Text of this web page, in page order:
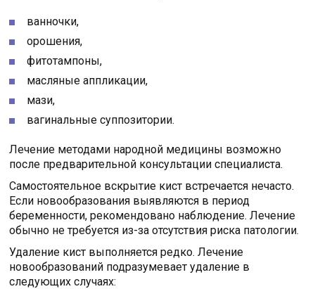
ванночки,
орошения,
фитотампоны,
масляные аппликации,
мази,
вагинальные суппозитории.
Лечение методами народной медицины возможно
после предварительной консультации специалиста.
Самостоятельное вскрытие кист встречается нечасто.
Если новообразования выявляются в период
беременности, рекомендовано наблюдение. Лечение
обычно не требуется из-за отсутствия риска патологии.
Удаление кист выполняется редко. Лечение
новообразований подразумевает удаление в
следующих случаях: